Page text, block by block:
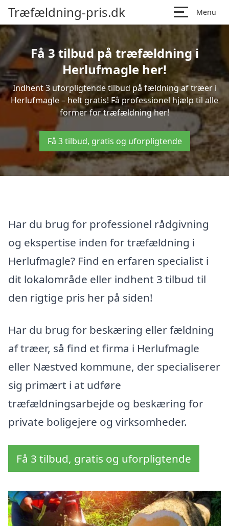
Træfældning-pris.dk Menu
Få 3 tilbud på træfældning i
Herlufmagle her!
Indhent 3 uforpligtende tilbud på fældning af træer i
Herlufmagle – helt gratis! Få professionel hjælp til alle
former for træfældning her!
Få 3 tilbud, gratis og uforpligtende
Har du brug for professionel rådgivning
og ekspertise inden for træfældning i
Herlufmagle? Find en erfaren specialist i
dit lokalområde eller indhent 3 tilbud til
den rigtige pris her på siden!
Har du brug for beskæring eller fældning
af træer, så find et firma i Herlufmagle
eller Næstved kommune, der specialiserer
sig primært i at udføre
træfældningsarbejde og beskæring for
private boligejere og virksomheder.
Få 3 tilbud, gratis og uforpligtende